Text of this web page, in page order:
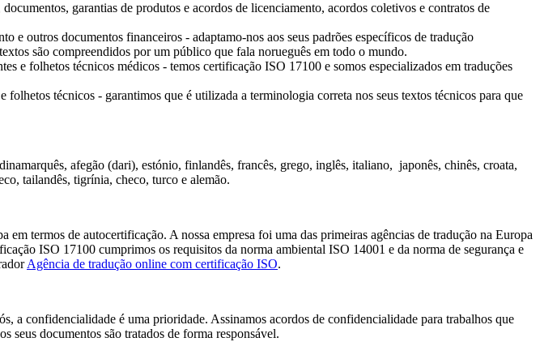
garantias de produtos e acordos de licenciamento, acordos coletivos e contratos de
e outros documentos financeiros - adaptamo-nos aos seus padrões específicos de tradução
são compreendidos por um público que fala norueguês em todo o mundo.
e folhetos técnicos médicos - temos certificação ISO 17100 e somos especializados em traduções
técnicos - garantimos que é utilizada a terminologia correta nos seus textos técnicos para que
afegão (dari), estónio, finlandês, francês, grego, inglês, italiano, japonês, chinês, croata,
tailandês, tigrínia, checo, turco e alemão.
termos de autocertificação. A nossa empresa foi uma das primeiras agências de tradução na Europa
ISO 17100 cumprimos os requisitos da norma ambiental ISO 14001 e da norma de segurança e
Agência de tradução online com certificação ISO.
a confidencialidade é uma prioridade. Assinamos acordos de confidencialidade para trabalhos que
seus documentos são tratados de forma responsável.